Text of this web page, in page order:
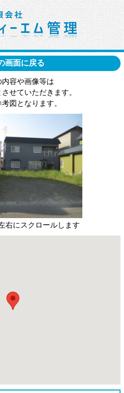
画面に戻る
容や画像等は
せていただきます。
図となります。
右にスクロールします